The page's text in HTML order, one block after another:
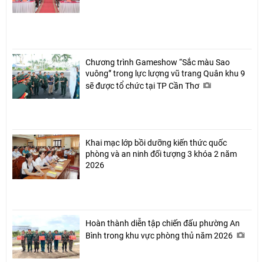
Chương trình Gameshow “Sắc màu Sao
vuông” trong lực lượng vũ trang Quân khu 9
sẽ được tổ chức tại TP Cần Thơ
Khai mạc lớp bồi dưỡng kiến thức quốc
phòng và an ninh đối tượng 3 khóa 2 năm
2026
Hoàn thành diễn tập chiến đấu phường An
Bình trong khu vực phòng thủ năm 2026